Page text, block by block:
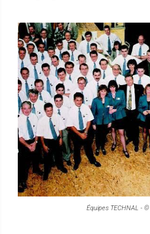
Équipes TECHNAL -